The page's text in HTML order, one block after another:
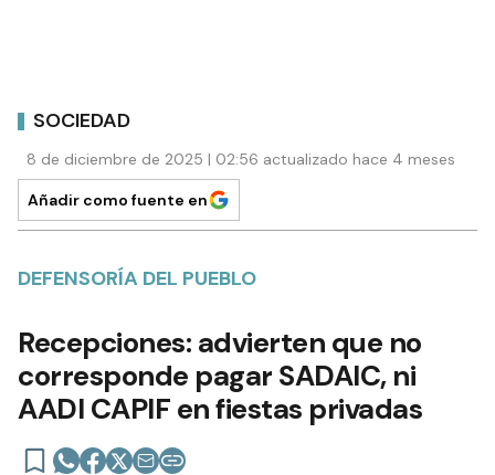
SOCIEDAD
8 de diciembre de 2025 | 02:56 actualizado hace 4 meses
Añadir como fuente en
DEFENSORÍA DEL PUEBLO
Recepciones: advierten que no
corresponde pagar SADAIC, ni
AADI CAPIF en fiestas privadas